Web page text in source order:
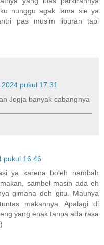
nunggu agak lama sie ya
pas musim liburan tapi
2024 pukul 17.31
Jogja banyak cabangnya
pukul 16.46
ya karena boleh nambah
sambel masih ada eh
gimana deh gitu. Maunya
makannya. Apalagi di
yang enak tanpa ada rasa